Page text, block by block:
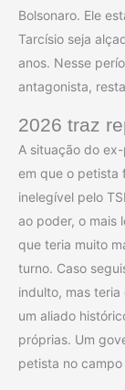
Bolsonaro. Ele
Tarcísio seja
anos. Nesse
antagonista,
2026 traz
A situação do
em que o petista
inelegível pelo
ao poder, o mais
que teria muito
turno. Caso
indulto, mas
um aliado
próprias. Um
petista no